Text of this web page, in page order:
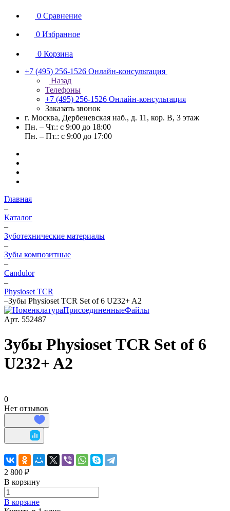
0 Сравнение
0 Избранное
0 Корзина
+7 (495) 256-1526 Онлайн-консультация
Назад
Телефоны
+7 (495) 256-1526 Онлайн-консультация
Заказать звонок
г. Москва, Дербеневская наб., д. 11, кор. В, 3 этаж
Пн. – Чт.: с 9:00 до 18:00
Пн. – Пт.: с 9:00 до 17:00
Главная
–
Каталог
–
Зуботехнические материалы
–
Зубы композитные
–
Candulor
–
Physioset TCR
–Зубы Physioset TCR Set of 6 U232+ A2
Арт. 552487
Зубы Physioset TCR Set of 6
U232+ A2
0
Нет отзывов
2 800 ₽
В корзину
В корзине